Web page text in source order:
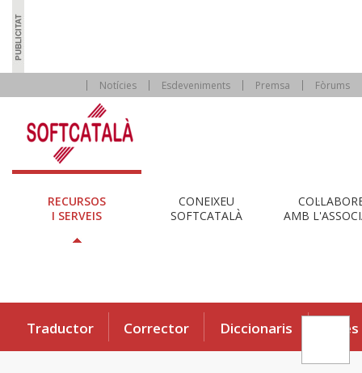
Notícies Esdeveniments Premsa Fòrums
RECURSOS
I SERVEIS
CONEIXEU
SOFTCATALÀ
AMB
Traductor Corrector Diccionaris Eines